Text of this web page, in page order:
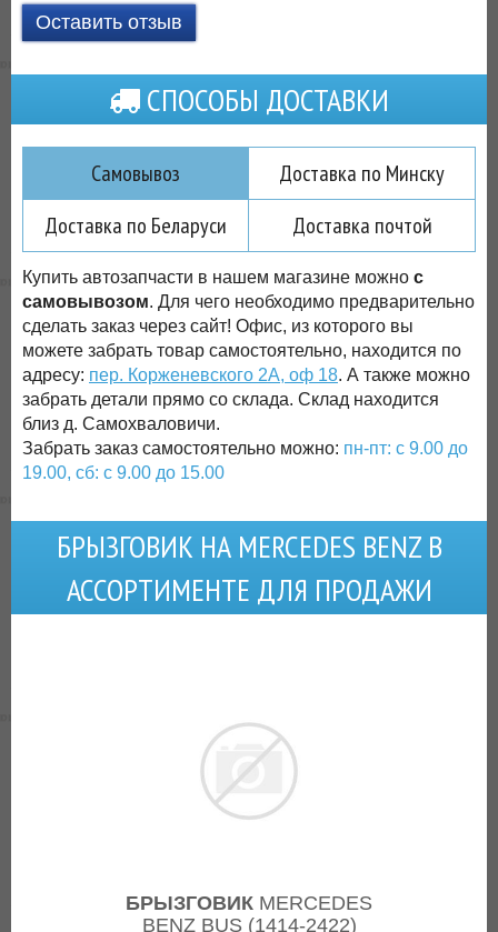
Оставить отзыв
СПОСОБЫ ДОСТАВКИ
Самовывоз
Доставка по Минску
Доставка по Беларуси
Доставка почтой
Купить автозапчасти в нашем магазине можно с
самовывозом. Для чего необходимо предварительно
сделать заказ через сайт! Офис, из которого вы
можете забрать товар самостоятельно, находится по
адресу: пер. Корженевского 2А, оф 18. А также можно
забрать детали прямо со склада. Склад находится
близ д. Самохваловичи.
Забрать заказ самостоятельно можно: пн-пт: с 9.00 до
19.00, сб: с 9.00 до 15.00
БРЫЗГОВИК НА MERCEDES BENZ В
АССОРТИМЕНТЕ ДЛЯ ПРОДАЖИ
БРЫЗГОВИК MERCEDES
BENZ BUS (1414-2422)